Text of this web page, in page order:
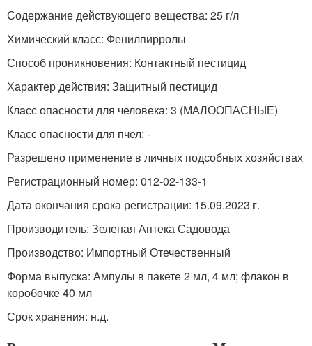
Содержание действующего вещества: 25 г/л
Химический класс: Фенилпирролы
Способ проникновения: Контактный пестицид
Характер действия: Защитный пестицид
Класс опасности для человека: 3 (МАЛООПАСНЫЕ)
Класс опасности для пчел: -
Разрешено применение в личных подсобных хозяйствах
Регистрационный номер: 012-02-133-1
Дата окончания срока регистрации: 15.09.2023 г.
Производитель: Зеленая Аптека Садовода
Производство: Импортный Отечественный
Форма выпуска: Ампулы в пакете 2 мл, 4 мл; флакон в
коробочке 40 мл
Срок хранения: н.д.